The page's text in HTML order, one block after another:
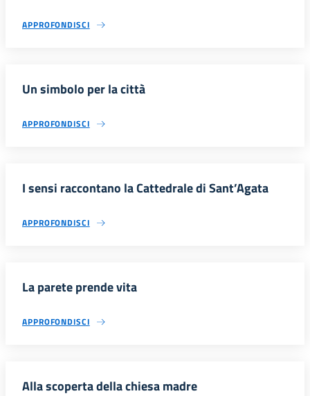
APPROFONDISCI
Un simbolo per la città
APPROFONDISCI
I sensi raccontano la Cattedrale di Sant’Agata
APPROFONDISCI
La parete prende vita
APPROFONDISCI
Alla scoperta della chiesa madre